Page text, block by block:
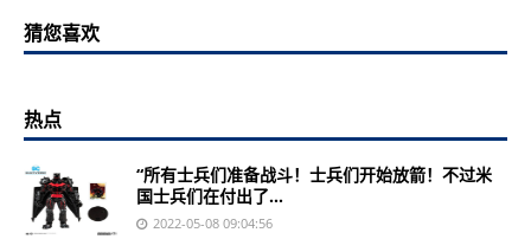
猜您喜欢
热点
“所有士兵们准备战斗！士兵们开始放箭！不过米
国士兵们在付出了...
2022-05-08 09:04:56